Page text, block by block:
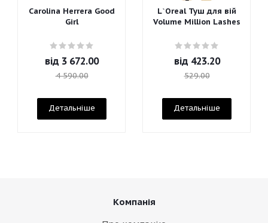
Carolina Herrera Good
Girl
від 3 672.00
4 590.00
Детальніше
L`Oreal Туш для вій
Volume Million Lashes
від 423.20
529.00
Детальніше
Компанія